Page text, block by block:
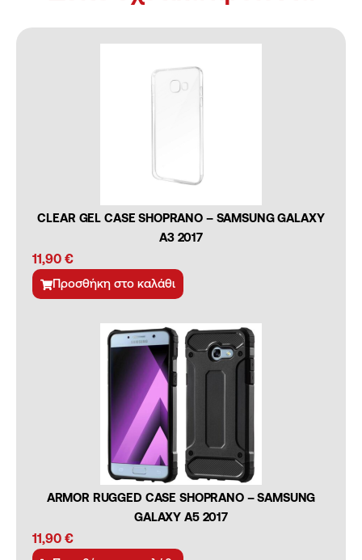
CLEAR GEL CASE SHOPRANO – SAMSUNG GALAXY
A3 2017
11,90 €
Προσθήκη στο καλάθι
ARMOR RUGGED CASE SHOPRANO – SAMSUNG
GALAXY A5 2017
11,90 €